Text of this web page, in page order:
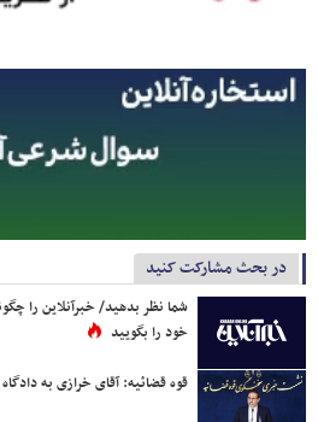
در بحث مشارکت کنید
شما نظر بدهید/ خبرآنلاین را
خود را بگویید
قوه قضائیه: آقای خرازی به